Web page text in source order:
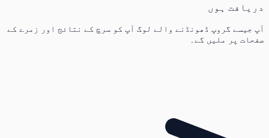
دریافت ہوں
آپ جیسے گروپ ڈھونڈنے والے لوگ آپ کو سرچ کے نتائج اور زمرے کے
صفحات پر ملیں گے۔